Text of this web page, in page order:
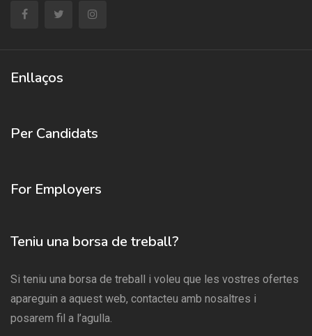
Enllaços
Per Candidats
For Employers
Teniu una borsa de treball?
Si teniu una borsa de treball i voleu que les vostres ofertes
apareguin a aquest web, contacteu amb nosaltres i
posarem fil a l’agulla.